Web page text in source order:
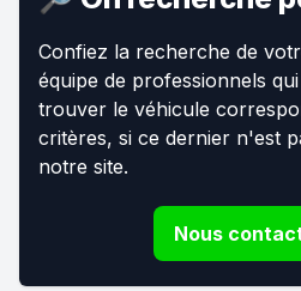
Confiez la recherche de
équipe de professionnels
trouver le véhicule
critères, si ce dernier n'est
notre site.
Nous